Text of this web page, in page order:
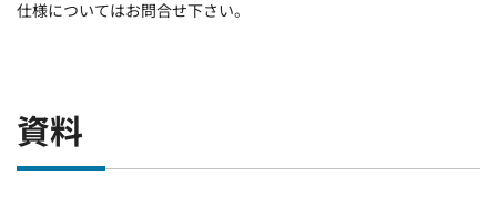
仕様についてはお問合せ下さい。
資料